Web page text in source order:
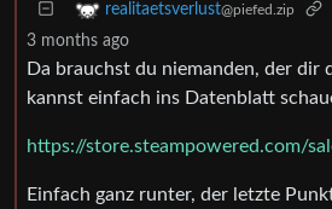
realitaetsverlust@piefed.zip
3 months ago
Da brauchst du niemanden, der dir
kannst einfach ins Datenblatt
https://store.steampowered.com/
Einfach ganz runter, der letzte